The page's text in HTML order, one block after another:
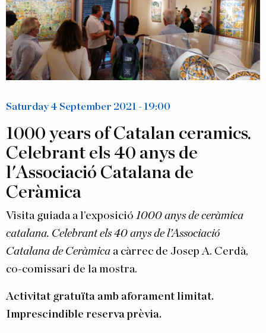
Saturday 4 September 2021 - 19:00
1000 years of Catalan ceramics.
Celebrant els 40 anys de
l'Associació Catalana de
Ceràmica
Visita guiada a l’exposició 1000 anys de ceràmica
catalana. Celebrant els 40 anys de l’Associació
Catalana de Ceràmica a càrrec de Josep A. Cerdà,
co-comissari de la mostra.
Activitat gratuïta amb aforament limitat.
Imprescindible reserva prèvia.